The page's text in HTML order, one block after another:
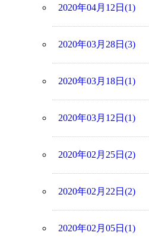
2020年04月12日(1)
2020年03月28日(3)
2020年03月18日(1)
2020年03月12日(1)
2020年02月25日(2)
2020年02月22日(2)
2020年02月05日(1)